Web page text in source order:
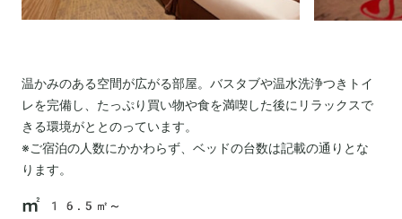
温かみのある空間が広がる部屋。バスタブや温水洗浄つきトイ
レを完備し、たっぷり買い物や食を満喫した後にリラックスで
きる環境がととのっています。
※ご宿泊の人数にかかわらず、ベッドの台数は記載の通りとな
ります。
16.5㎡～